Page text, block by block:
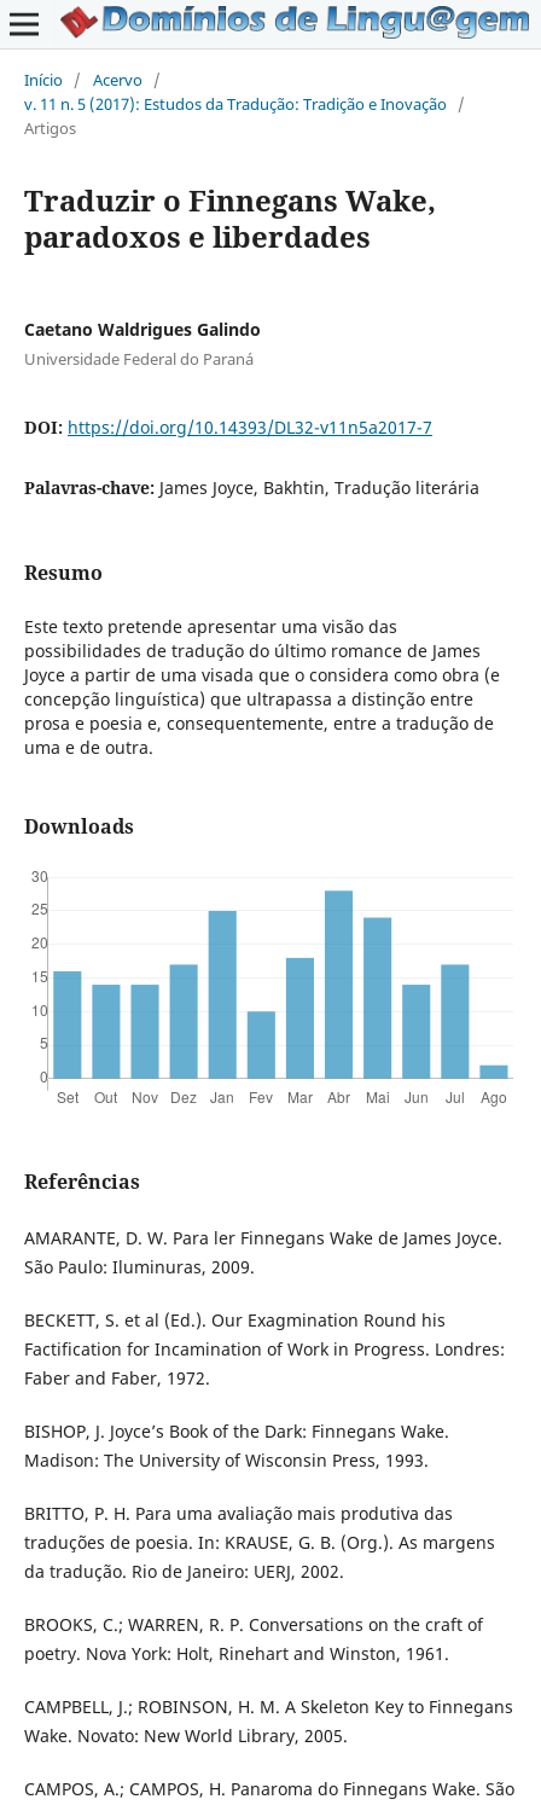
Início / Acervo /
v. 11 n. 5 (2017): Estudos da Tradução: Tradição e Inovação /
Artigos
Traduzir o Finnegans Wake,
paradoxos e liberdades
Caetano Waldrigues Galindo
Universidade Federal do Paraná
DOI: https://doi.org/10.14393/DL32-v11n5a2017-7
Palavras-chave: James Joyce, Bakhtin, Tradução literária
Resumo
Este texto pretende apresentar uma visão das
possibilidades de tradução do último romance de James
Joyce a partir de uma visada que o considera como obra (e
concepção linguística) que ultrapassa a distinção entre
prosa e poesia e, consequentemente, entre a tradução de
uma e de outra.
Downloads
Referências
AMARANTE, D. W. Para ler Finnegans Wake de James Joyce.
São Paulo: Iluminuras, 2009.
BECKETT, S. et al (Ed.). Our Exagmination Round his
Factification for Incamination of Work in Progress. Londres:
Faber and Faber, 1972.
BISHOP, J. Joyce’s Book of the Dark: Finnegans Wake.
Madison: The University of Wisconsin Press, 1993.
BRITTO, P. H. Para uma avaliação mais produtiva das
traduções de poesia. In: KRAUSE, G. B. (Org.). As margens
da tradução. Rio de Janeiro: UERJ, 2002.
BROOKS, C.; WARREN, R. P. Conversations on the craft of
poetry. Nova York: Holt, Rinehart and Winston, 1961.
CAMPBELL, J.; ROBINSON, H. M. A Skeleton Key to Finnegans
Wake. Novato: New World Library, 2005.
CAMPOS, A.; CAMPOS, H. Panaroma do Finnegans Wake. São